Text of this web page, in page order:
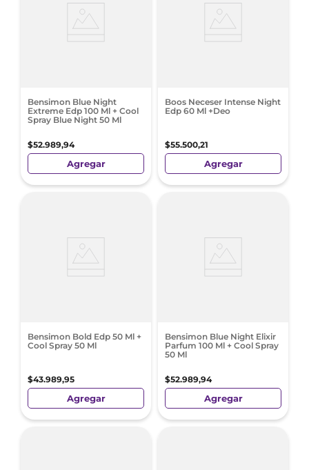
Bensimon Blue Night
Extreme Edp 100 Ml + Cool
Spray Blue Night 50 Ml
$52.989,94
Agregar
Boos Neceser Intense Night
Edp 60 Ml +Deo
$55.500,21
Agregar
Bensimon Bold Edp 50 Ml +
Cool Spray 50 Ml
$43.989,95
Agregar
Bensimon Blue Night Elixir
Parfum 100 Ml + Cool Spray
50 Ml
$52.989,94
Agregar